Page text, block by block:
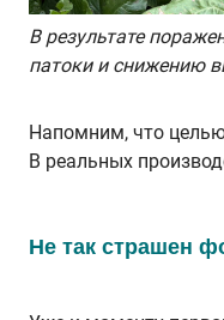
В результате
патоки и снижению
Напомним, что
В реальных
Не так страшен